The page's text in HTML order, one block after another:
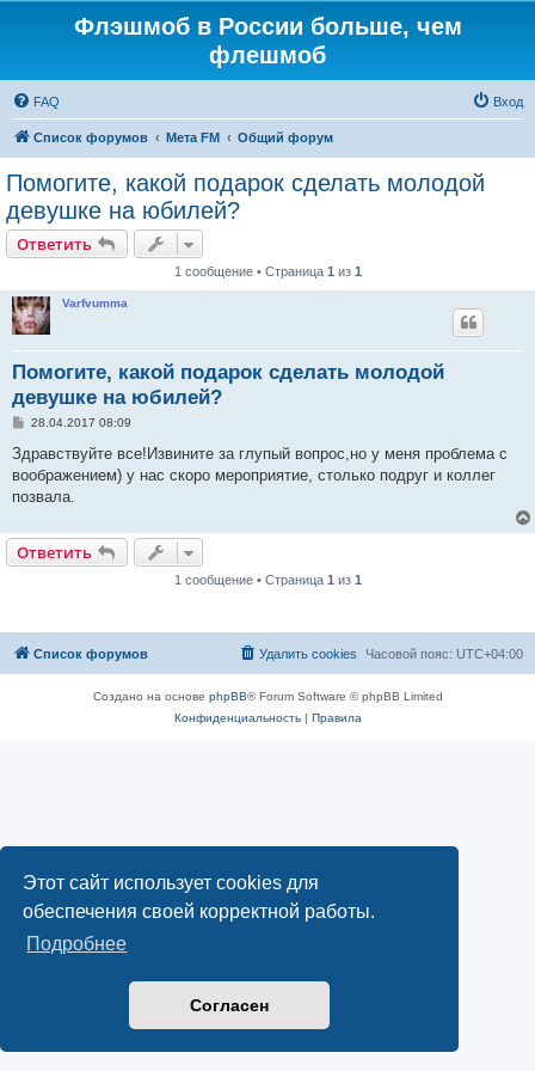
Этот сайт использует cookies для
обеспечения своей корректной работы.
Подробнее
Согласен
Флэшмоб в России больше, чем
флешмоб
FAQ Вход
Список форумов Мета FM Общий форум
Помогите, какой подарок сделать молодой
девушке на юбилей?
Ответить
1 сообщение • Страница 1 из 1
Varfvumma
Помогите, какой подарок сделать молодой
девушке на юбилей?
С
о
б
щ
е
е
28.04.2017 08:09
Здравствуйте все!Извините за глупый вопрос,но у меня проблема с
воображением) у нас скоро мероприятие, столько подруг и коллег
позвала.
Ответить
1 сообщение • Страница 1 из 1
Список форумов Часовой пояс: UTC+04:00
Удалить cookies
Создано на основе phpBB® Forum Software © phpBB Limited
Конфиденциальность| Правила